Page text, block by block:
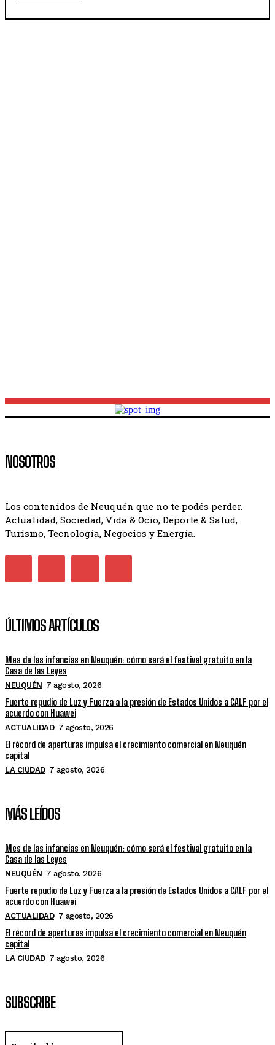
NOSOTROS
Los contenidos de Neuquén que no te podés perder.
Actualidad, Sociedad, Vida & Ocio, Deporte & Salud,
Turismo, Tecnología, Negocios y Energía.
ÚLTIMOS ARTÍCULOS
Mes de las infancias en Neuquén: cómo será el festival gratuito en la
Casa de las Leyes
NEUQUÉN 7 agosto, 2026
Fuerte repudio de Luz y Fuerza a la presión de Estados Unidos a CALF por el
acuerdo con Huawei
ACTUALIDAD 7 agosto, 2026
El récord de aperturas impulsa el crecimiento comercial en Neuquén
capital
LA CIUDAD 7 agosto, 2026
MÁS LEÍDOS
Mes de las infancias en Neuquén: cómo será el festival gratuito en la
Casa de las Leyes
NEUQUÉN 7 agosto, 2026
Fuerte repudio de Luz y Fuerza a la presión de Estados Unidos a CALF por el
acuerdo con Huawei
ACTUALIDAD 7 agosto, 2026
El récord de aperturas impulsa el crecimiento comercial en Neuquén
capital
LA CIUDAD 7 agosto, 2026
SUBSCRIBE